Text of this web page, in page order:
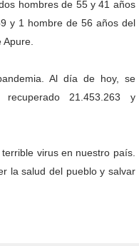
hombres de 55 y 41 años
y 1 hombre de 56 años del
Apure.
Al día de hoy, se
21.453.263 y
virus en nuestro país.
la salud del pueblo y salvar